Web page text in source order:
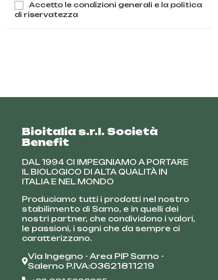
Accetto le condizioni generali e la politica
di riservatezza
Bioitalia s.r.l. Società
Benefit
DAL 1994 CI IMPEGNIAMO A PORTARE
IL BIOLOGICO DI ALTA QUALITÀ IN
ITALIA E NEL MONDO
Produciamo tutti i prodotti nel nostro
stabilimento di Sarno, e in quelli dei
nostri partner, che condividono i valori,
le passioni, i sogni che da sempre ci
caratterizzano.
Via Ingegno - Area PIP Sarno -
Salerno P.IVA:03621811219